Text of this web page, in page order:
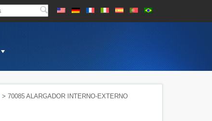
> 70085 ALARGADOR INTERNO-EXTERNO